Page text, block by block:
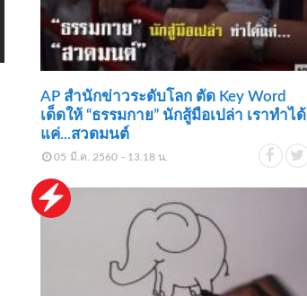
AP สำนักข่าวระดับโลก ตัด Key Word
เด็ดให้ “ธรรมกาย” นักสู้มือเปล่า เราทำได้
แค่...สวดมนต์
05 มี.ค. 2560 - 13.18 น.